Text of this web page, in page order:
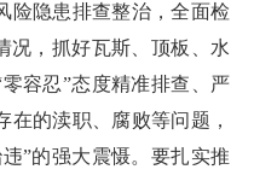
险隐患排查整治，全面检
况，抓好瓦斯、顶板、水
容忍”态度精准排查、严
在的渎职、腐败等问题，
”的强大震慑。要扎实推